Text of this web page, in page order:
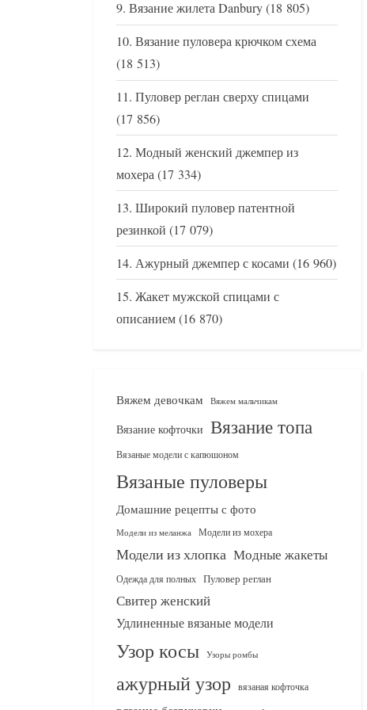
Вязание жилета Danbury(18 805)
Вязание пуловера крючком схема
(18 513)
Пуловер реглан сверху спицами
(17 856)
Модный женский джемпер из
мохера(17 334)
Широкий пуловер патентной
резинкой (17 079)
Ажурный джемпер с косами (16 960)
Жакет мужской спицами с
описанием(16 870)
Вяжем девочкам Вяжем мальчикам
Вязание кофточки Вязание топа
Вязаные модели с капюшоном
Вязаные пуловеры
Домашние рецепты с фото
Модели из меланжа Модели из мохера
Модели из хлопка Модные жакеты
Одежда для полных Пуловер реглан
Свитер женский
Удлиненные вязаные модели
Узор косы Узоры ромбы
ажурный узор вязаная кофточка